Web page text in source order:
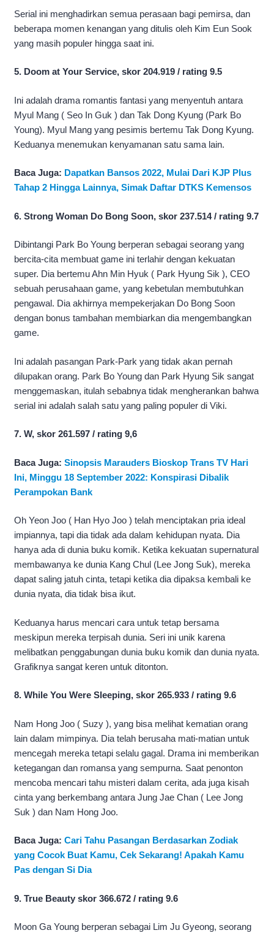
Serial ini menghadirkan semua perasaan bagi pemirsa, dan
beberapa momen kenangan yang ditulis oleh Kim Eun Sook
yang masih populer hingga saat ini.
5. Doom at Your Service, skor 204.919 / rating 9.5
Ini adalah drama romantis fantasi yang menyentuh antara
Myul Mang ( Seo In Guk ) dan Tak Dong Kyung (Park Bo
Young). Myul Mang yang pesimis bertemu Tak Dong Kyung.
Keduanya menemukan kenyamanan satu sama lain.
Baca Juga: Dapatkan Bansos 2022, Mulai Dari KJP Plus
Tahap 2 Hingga Lainnya, Simak Daftar DTKS Kemensos
6. Strong Woman Do Bong Soon, skor 237.514 / rating 9.7
Dibintangi Park Bo Young berperan sebagai seorang yang
bercita-cita membuat game ini terlahir dengan kekuatan
super. Dia bertemu Ahn Min Hyuk ( Park Hyung Sik ), CEO
sebuah perusahaan game, yang kebetulan membutuhkan
pengawal. Dia akhirnya mempekerjakan Do Bong Soon
dengan bonus tambahan membiarkan dia mengembangkan
game.
Ini adalah pasangan Park-Park yang tidak akan pernah
dilupakan orang. Park Bo Young dan Park Hyung Sik sangat
menggemaskan, itulah sebabnya tidak mengherankan bahwa
serial ini adalah salah satu yang paling populer di Viki.
7. W, skor 261.597 / rating 9,6
Baca Juga: Sinopsis Marauders Bioskop Trans TV Hari
Ini, Minggu 18 September 2022: Konspirasi Dibalik
Perampokan Bank
Oh Yeon Joo ( Han Hyo Joo ) telah menciptakan pria ideal
impiannya, tapi dia tidak ada dalam kehidupan nyata. Dia
hanya ada di dunia buku komik. Ketika kekuatan supernatural
membawanya ke dunia Kang Chul (Lee Jong Suk), mereka
dapat saling jatuh cinta, tetapi ketika dia dipaksa kembali ke
dunia nyata, dia tidak bisa ikut.
Keduanya harus mencari cara untuk tetap bersama
meskipun mereka terpisah dunia. Seri ini unik karena
melibatkan penggabungan dunia buku komik dan dunia nyata.
Grafiknya sangat keren untuk ditonton.
8. While You Were Sleeping, skor 265.933 / rating 9.6
Nam Hong Joo ( Suzy ), yang bisa melihat kematian orang
lain dalam mimpinya. Dia telah berusaha mati-matian untuk
mencegah mereka tetapi selalu gagal. Drama ini memberikan
ketegangan dan romansa yang sempurna. Saat penonton
mencoba mencari tahu misteri dalam cerita, ada juga kisah
cinta yang berkembang antara Jung Jae Chan ( Lee Jong
Suk ) dan Nam Hong Joo.
Baca Juga: Cari Tahu Pasangan Berdasarkan Zodiak
yang Cocok Buat Kamu, Cek Sekarang! Apakah Kamu
Pas dengan Si Dia
9. True Beauty skor 366.672 / rating 9.6
Moon Ga Young berperan sebagai Lim Ju Gyeong, seorang